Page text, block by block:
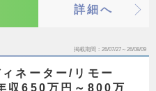
詳細へ
掲載期間 26/07/27～26/08/09
ネーター/リモー
収650万円～800万